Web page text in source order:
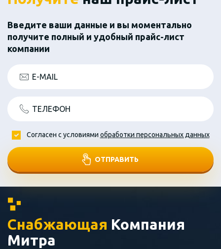
Введите ваши данные и вы моментально
получите полный и удобный прайс-лист
компании
E-MAIL
ТЕЛЕФОН
ОТПРАВИТЬ
Согласен с условиями обработки персональных данных
Снабжающая Компания
Митра